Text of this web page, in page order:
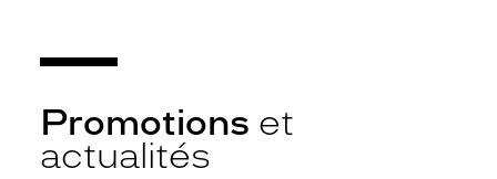
Promotions et
actualités